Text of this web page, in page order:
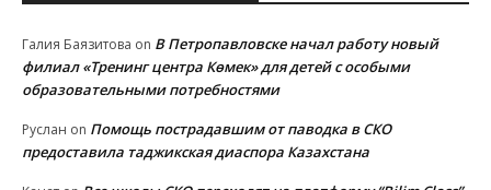
Галия Баязитова on В Петропавловске начал работу новый
филиал «Тренинг центра Көмек» для детей с особыми
образовательными потребностями
Руслан on Помощь пострадавшим от паводка в СКО
предоставила таджикская диаспора Казахстана